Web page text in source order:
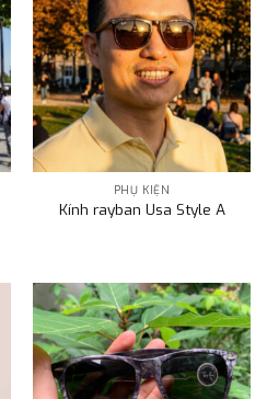
PHỤ KIỆN
Kính rayban Usa Style A